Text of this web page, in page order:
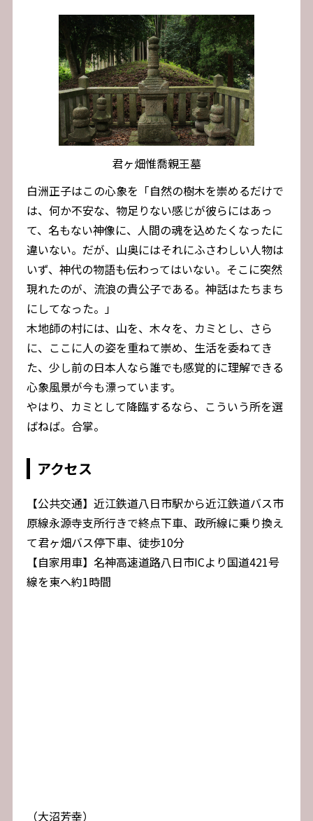
君ヶ畑惟喬親王墓
白洲正子はこの心象を「自然の樹木を崇めるだけで
は、何か不安な、物足りない感じが彼らにはあっ
て、名もない神像に、人間の魂を込めたくなったに
違いない。だが、山奥にはそれにふさわしい人物は
いず、神代の物語も伝わってはいない。そこに突然
現れたのが、流浪の貴公子である。神話はたちまち
にしてなった。」
木地師の村には、山を、木々を、カミとし、さら
に、ここに人の姿を重ねて崇め、生活を委ねてき
た、少し前の日本人なら誰でも感覚的に理解できる
心象風景が今も漂っています。
やはり、カミとして降臨するなら、こういう所を選
ばねば。合掌。
アクセス
【公共交通】近江鉄道八日市駅から近江鉄道バス市
原線永源寺支所行きで終点下車、政所線に乗り換え
て君ヶ畑バス停下車、徒歩10分
【自家用車】名神高速道路八日市ICより国道421号
線を東へ約1時間
（大沼芳幸）